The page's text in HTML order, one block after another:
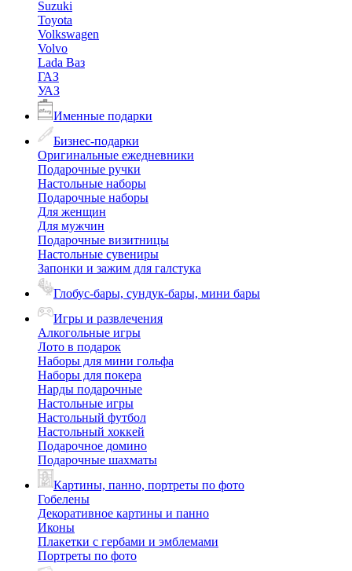
Suzuki
Toyota
Volkswagen
Volvo
Lada Ваз
ГАЗ
УАЗ
Именные подарки
Бизнес-подарки
Оригинальные ежедневники
Подарочные ручки
Настольные наборы
Подарочные наборы
Для женщин
Для мужчин
Подарочные визитницы
Настольные сувениры
Запонки и зажим для галстука
Глобус-бары, сундук-бары, мини бары
Игры и развлечения
Алкогольные игры
Лото в подарок
Наборы для мини гольфа
Наборы для покера
Нарды подарочные
Настольные игры
Настольный футбол
Настольный хоккей
Подарочное домино
Подарочные шахматы
Картины, панно, портреты по фото
Гобелены
Декоративное картины и панно
Иконы
Плакетки с гербами и эмблемами
Портреты по фото